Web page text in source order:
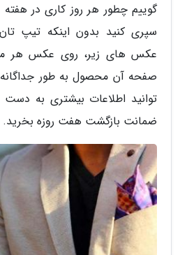
گوییم چطور هر روز کاری در
سپری کنید بدون اینکه تیپ
عکس های زیر، روی عکس هر
صفحه آن محصول به طور
توانید اطلاعات بیشتری به دست
ضمانت بازگشت هفت روزه بخرید.